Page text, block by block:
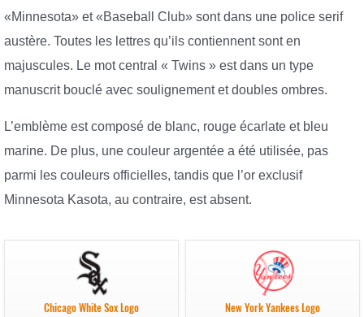
«Minnesota» et «Baseball Club» sont dans une police serif
austère. Toutes les lettres qu’ils contiennent sont en
majuscules. Le mot central « Twins » est dans un type
manuscrit bouclé avec soulignement et doubles ombres.
L’emblème est composé de blanc, rouge écarlate et bleu
marine. De plus, une couleur argentée a été utilisée, pas
parmi les couleurs officielles, tandis que l’or exclusif
Minnesota Kasota, au contraire, est absent.
Chicago White Sox Logo New York Yankees Logo